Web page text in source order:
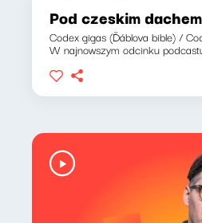
Pod czeskim
Codex gigas (Ďáblova bible) /
W najnowszym odcinku